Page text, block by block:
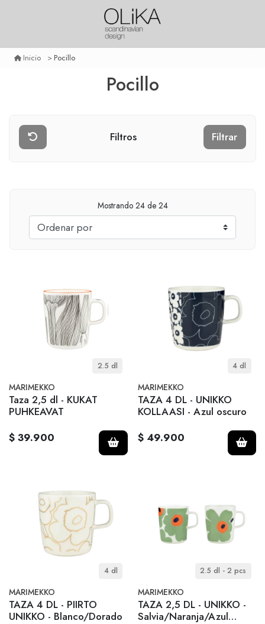
Inicio Pocillo
Pocillo
Filtros Filtrar
Mostrando 24de 24
2.5 dl
MARIMEKKO
Taza 2,5 dl - KUKAT
PUHKEAVAT
$ 39.900
4 dl
MARIMEKKO
TAZA 4 DL - UNIKKO
KOLLAASI - Azul oscuro
$ 49.900
4 dl
MARIMEKKO
TAZA 4 DL - PIIRTO
UNIKKO - Blanco/Dorado
2.5 dl - 2 pcs
MARIMEKKO
TAZA 2,5 DL - UNIKKO -
Salvia/Naranja/Azul